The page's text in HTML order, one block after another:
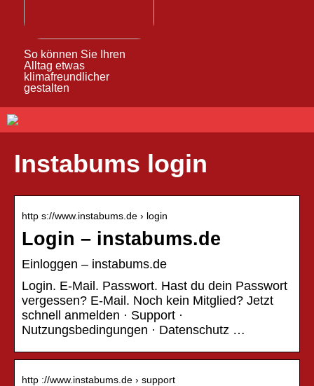
So können Sie Ihren
Alltag etwas
klimafreundlicher
gestalten
Instabums login
http s://www.instabums.de › login
Login – instabums.de
Einloggen – instabums.de
Login. E-Mail. Passwort. Hast du dein Passwort
vergessen? E-Mail. Noch kein Mitglied? Jetzt
schnell anmelden · Support ·
Nutzungsbedingungen · Datenschutz …
http ://www.instabums.de › support